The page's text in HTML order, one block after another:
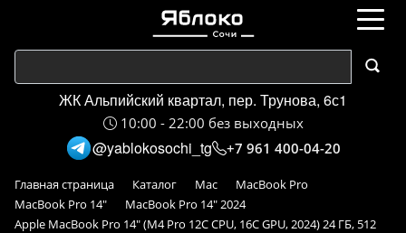
ЖК Альпийский квартал, пер. Трунова, 6с1
10:00 - 22:00 без выходных
@yablokosochi_tg +7 961 400-04-20
Главная страница Каталог Mac
MacBook Pro
MacBook Pro 14"
MacBook Pro 14" 2024
Apple MacBook Pro 14" (M4 Pro 12C CPU, 16C GPU, 2024) 24 ГБ, 512